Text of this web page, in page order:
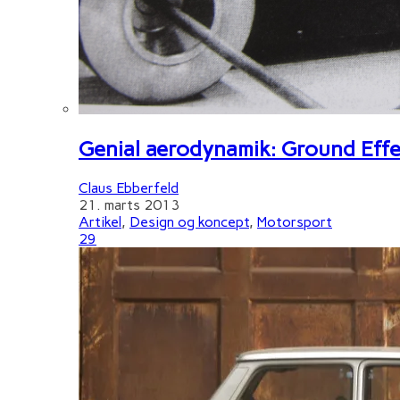
Genial aerodynamik: Ground
Claus Ebberfeld
21. marts 2013
Artikel, Design og koncept, Motorsport
29